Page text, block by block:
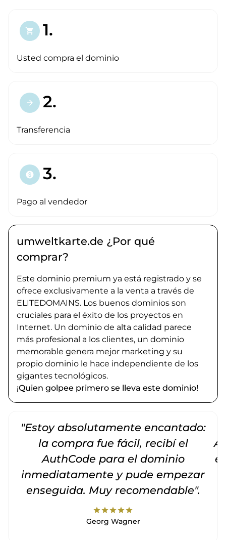
shopping_cart 1.
Usted compra el dominio
arrow_forward 2.
Transferencia
paid 3.
Pago al vendedor
umweltkarte.de ¿Por qué
comprar?
Este dominio premium ya está registrado y se
ofrece exclusivamente a la venta a través de
ELITEDOMAINS. Los buenos dominios son
cruciales para el éxito de los proyectos en
Internet. Un dominio de alta calidad parece
más profesional a los clientes, un dominio
memorable genera mejor marketing y su
propio dominio le hace independiente de los
gigantes tecnológicos.
¡Quien golpee primero se lleva este dominio!
"Estoy absolutamente encantado:
la compra fue fácil, recibí el
AuthCode para el dominio
inmediatamente y pude empezar
enseguida. Muy recomendable".
starstarstarstarstar
Georg Wagner